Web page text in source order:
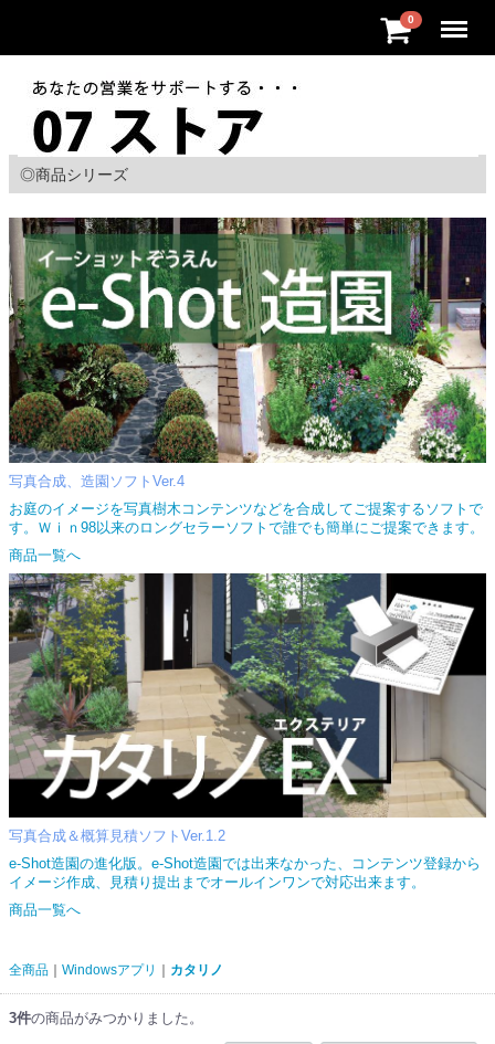
0 Menu
◎商品シリーズ
写真合成、造園ソフトVer.4
お庭のイメージを写真樹木コンテンツなどを合成してご提案するソフトで
す。Ｗｉｎ98以来のロングセラーソフトで誰でも簡単にご提案できます。
商品一覧へ
写真合成＆概算見積ソフトVer.1.2
e-Shot造園の進化版。e-Shot造園では出来なかった、コンテンツ登録から
イメージ作成、見積り提出までオールインワンで対応出来ます。
商品一覧へ
全商品 Windowsアプリ カタリノ
3件の商品がみつかりました。